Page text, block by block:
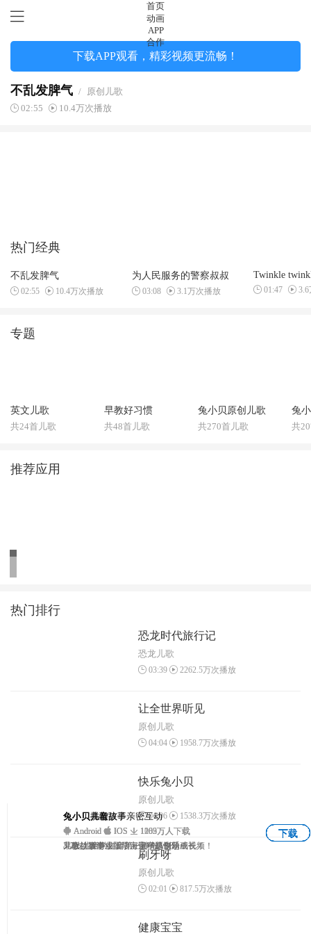
首页
动画
APP
合作
下载APP观看，精彩视频更流畅！
不乱发脾气 / 原创儿歌
02:55
10.4万次播放
热门经典
不乱发脾气
02:55 10.4万次播放
为人民服务的警察叔叔
03:08 3.1万次播放
Twinkle
01:47
专题
英文儿歌
共24首儿歌
早教好习惯
共48首儿歌
兔小贝原创儿歌
共270首儿歌
兔
共
推荐应用
兔小贝拼音
Android IOS
1102万人下载
3-7岁儿童学拼音第一神奇APP
下载
兔小贝—与孩子亲密互动
Android IOS
1235万人下载
早教益智游戏，陪宝宝一起快乐成长！
下载
兔小贝儿歌
Android IOS
1203万人下载
儿歌、故事、国学、识字原创动画视频！
下载
兔小贝儿童故事
Android IOS
1069万人下载
儿童故事专业版，海量精选专题！
下载
热门排行
恐龙时代旅行记
恐龙儿歌
03:39 2262.5万次播放
让全世界听见
原创儿歌
04:04 1958.7万次播放
快乐兔小贝
原创儿歌
04:06 1538.3万次播放
刷牙呀
原创儿歌
02:01 817.5万次播放
健康宝宝